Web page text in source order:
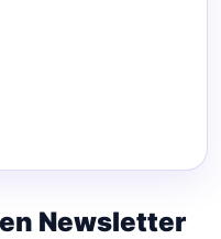
Newsletter